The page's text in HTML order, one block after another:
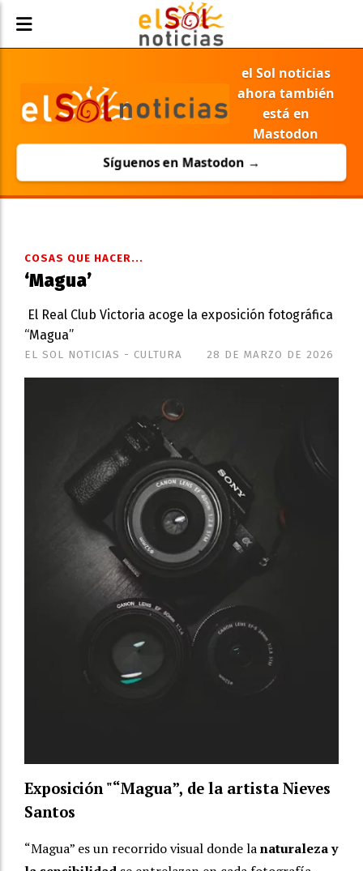
el Sol noticias
ahora también
está en
Mastodon
Síguenos en Mastodon →
‘Magua’
El Real Club Victoria acoge la exposición fotográfica
“Magua”
COSAS QUE HACER...
28 DE MARZO DE 2026
EL SOL NOTICIAS - CULTURA
Exposición "“Magua”, de la artista Nieves
Santos
“Magua” es un recorrido visual donde lanaturaleza y